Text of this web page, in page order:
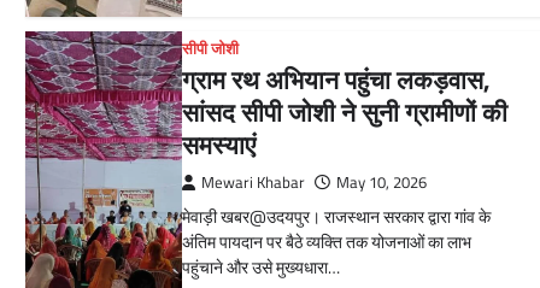
सीपी जोशी
ग्राम रथ अभियान पहुंचा लकड़वास,
सांसद सीपी जोशी ने सुनी ग्रामीणों की
समस्याएं
Mewari Khabar May 10, 2026
मेवाड़ी खबर@उदयपुर। राजस्थान सरकार द्वारा गांव के
अंतिम पायदान पर बैठे व्यक्ति तक योजनाओं का लाभ
पहुंचाने और उसे मुख्यधारा…